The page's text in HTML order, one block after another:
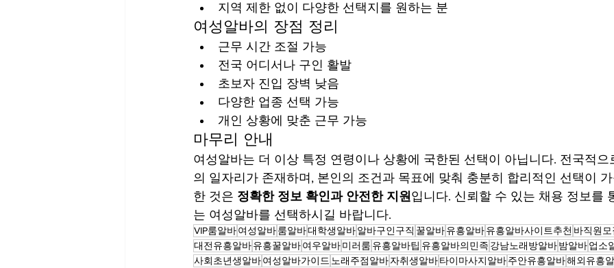
지역 제한 없이 다양한 선택지를 원하는 분
여성알바의 장점 정리
근무 시간 조절 가능
전국 어디서나 구인 활발
초보자 진입 장벽 낮음
다양한 업종 선택 가능
개인 상황에 맞춘 근무 가능
마무리 안내
여성알바는 더 이상 특정 연령이나 상황에 국한된 선택이 아닙니다. 전국적으
의 일자리가 존재하며, 본인의 조건과 목표에 맞춰 충분히 합리적인 선택이
한 것은 정확한 정보 확인과 안전한 지원입니다. 신뢰할 수 있는 채용 정보를
는 여성알바를 선택하시길 바랍니다.
VIP룸알바여성알바룸알바대학생알바알바구인구직 꿀알바유흥알바유흥알바사이트추천 바직원모
대전유흥알바유흥꿀알바여우알바미러룸 유흥알바팁 유흥알바의민족 강남노래방알바밤알바업소
사회초년생알바여성알바가이드 노래주점알바자취생알바타이마사지알바주안유흥알바해외유흥